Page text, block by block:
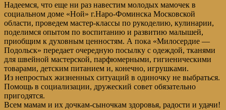
Надеемся, что еще ни раз навестим молодых мамочек в
социальном доме «Ной» г.Наро-Фоминска Московской
области, проведем мастер-классы по рукоделию, кулинарии,
поделимся опытом по воспитанию и развитию малышей,
приобщим к духовным ценностям. А пока «Милосердие —
Подольск» передает очередную посылку с одеждой, тканями
для швейной мастерской, парфюмерными, гигиеническими
товарами, детским питанием и, конечно, игрушками.
Из непростых жизненных ситуаций в одиночку не выбраться.
Помощь в социализации, дружеский совет обязательно
пригодятся.
Всем мамам и их дочкам-сыночкам здоровья, радости и удачи!